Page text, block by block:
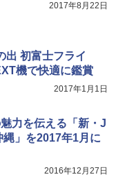
2017年8月22日
出 初富士フライ
機で快適に鑑賞
2017年1月1日
力を伝える「新・J
」を2017年1月に
2016年12月27日